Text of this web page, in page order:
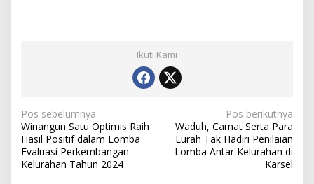
Ikuti Kami
N
a
v
Pos sebelumnya
Winangun Satu Optimis Raih
Hasil Positif dalam Lomba
Evaluasi Perkembangan
Kelurahan Tahun 2024
Pos berikutnya
Waduh, Camat Serta Para
Lurah Tak Hadiri Penilaian
Lomba Antar Kelurahan di
Karsel